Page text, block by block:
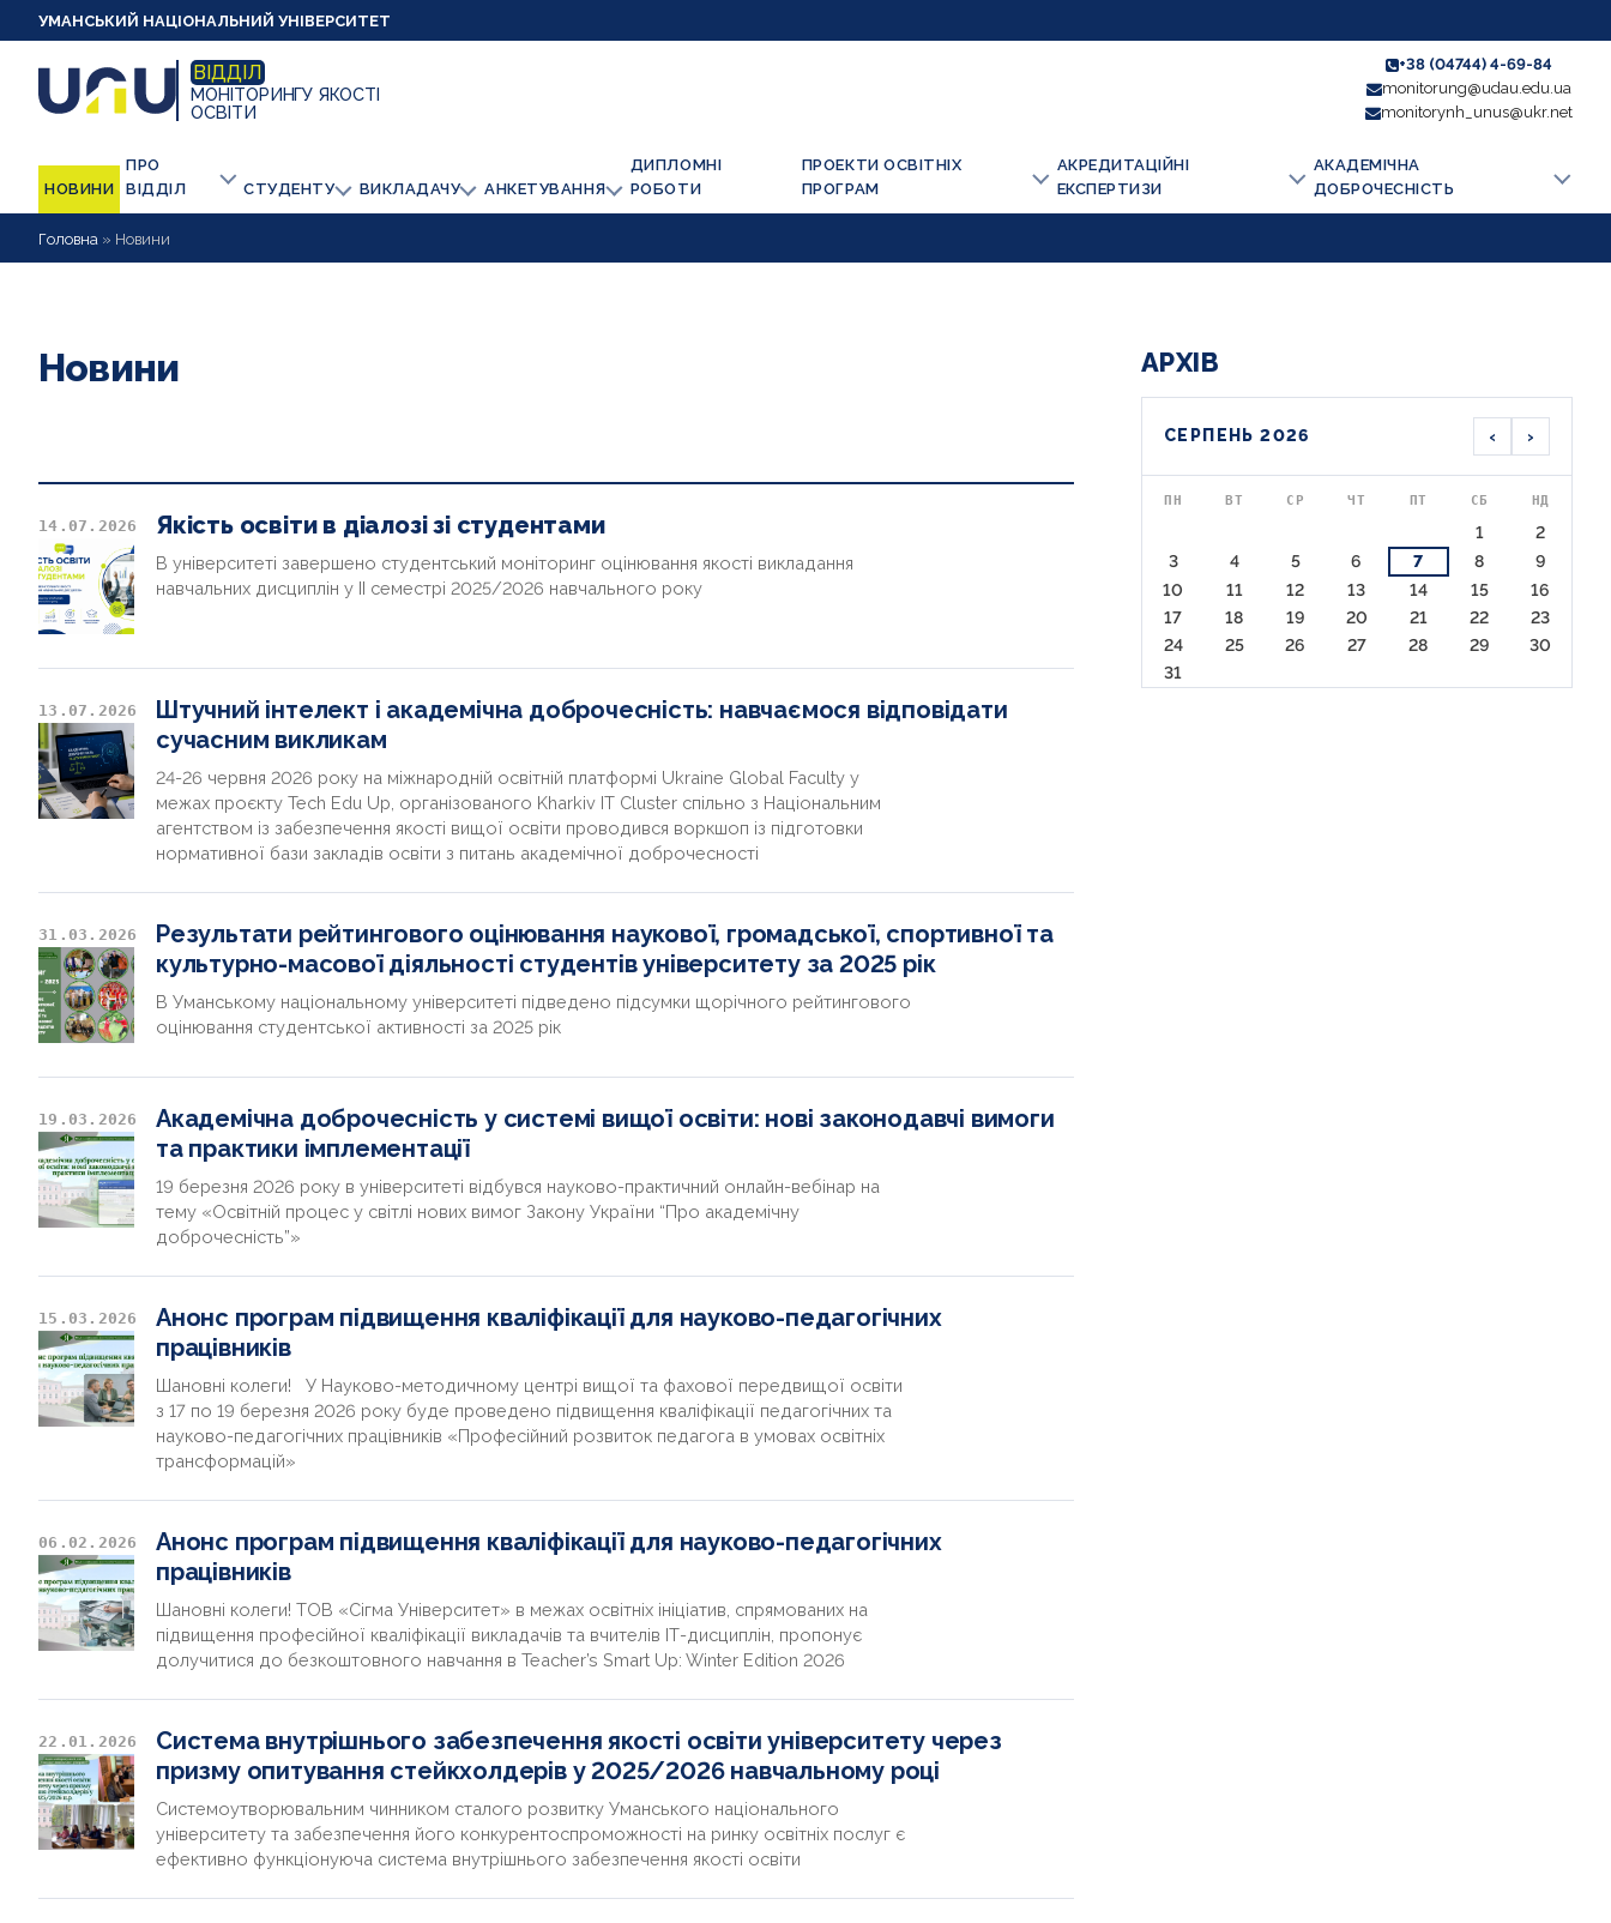
УМАНСЬКИЙ НАЦІОНАЛЬНИЙ УНІВЕРСИТЕТ
ВІДДІЛ
МОНІТОРИНГУ ЯКОСТІ
ОСВІТИ
+38 (04744) 4-69-84
monitorung@udau.edu.ua
monitorynh_unus@ukr.net
НОВИНИ
ПРО
ВІДДІЛ
СТУДЕНТУ ВИКЛАДАЧУ АНКЕТУВАННЯ
ДИПЛОМНІ
РОБОТИ
ПРОЕКТИ ОСВІТНІХ
ПРОГРАМ
АКРЕДИТАЦІЙНІ
ЕКСПЕРТИЗИ
АКАДЕМІЧНА
ДОБРОЧЕСНІСТЬ
Головна » Новини
Новини
14.07.2026 Якість освіти в діалозі зі студентами
В університеті завершено студентський моніторинг оцінювання якості викладання
навчальних дисциплін у ІІ семестрі 2025/2026 навчального року
13.07.2026
Штучний інтелект і академічна доброчесність: навчаємося відповідати
сучасним викликам
24-26 червня 2026 року на міжнародній освітній платформі Ukraine Global Faculty у
межах проєкту Tech Edu Up, організованого Kharkiv IT Cluster спільно з Національним
агентством із забезпечення якості вищої освіти проводився воркшоп із підготовки
нормативної бази закладів освіти з питань академічної доброчесності
31.03.2026
Результати рейтингового оцінювання наукової, громадської, спортивної та
культурно-масової діяльності студентів університету за 2025 рік
В Уманському національному університеті підведено підсумки щорічного рейтингового
оцінювання студентської активності за 2025 рік
19.03.2026
Академічна доброчесність у системі вищої освіти: нові законодавчі вимоги
та практики імплементації
19 березня 2026 року в університеті відбувся науково-практичний онлайн-вебінар на
тему «Освітній процес у світлі нових вимог Закону України “Про академічну
доброчесність”»
15.03.2026
Анонс програм підвищення кваліфікації для науково-педагогічних
працівників
Шановні колеги! У Науково-методичному центрі вищої та фахової передвищої освіти
з 17 по 19 березня 2026 року буде проведено підвищення кваліфікації педагогічних та
науково-педагогічних працівників «Професійний розвиток педагога в умовах освітніх
трансформацій»
06.02.2026
Анонс програм підвищення кваліфікації для науково-педагогічних
працівників
Шановні колеги! ТОВ «Сігма Університет» в межах освітніх ініціатив, спрямованих на
підвищення професійної кваліфікації викладачів та вчителів ІТ-дисциплін, пропонує
долучитися до безкоштовного навчання в Teacher’s Smart Up: Winter Edition 2026
22.01.2026
Система внутрішнього забезпечення якості освіти університету через
призму опитування стейкхолдерів у 2025/2026 навчальному році
Системоутворювальним чинником сталого розвитку Уманського національного
університету та забезпечення його конкурентоспроможності на ринку освітніх послуг є
ефективно функціонуюча система внутрішнього забезпечення якості освіти
АРХІВ
СЕРПЕНЬ 2026 ‹ ›
ПН ВТ СР ЧТ ПТ СБ НД
1
2
3
4 5 6 7 8
9
10
11 12 13 14 15
16
17
18 19 20 21 22
23
24
25 26 27 28 29
30
31